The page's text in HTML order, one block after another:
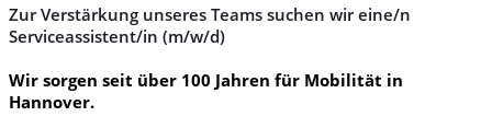
Zur Verstärkung unseres Teams suchen wir eine/n
Serviceassistent/in (m/w/d)
Wir sorgen seit über 100 Jahren für Mobilität in
Hannover.